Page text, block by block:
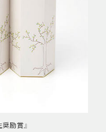
励賞』